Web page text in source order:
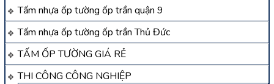
Tấm nhựa ốp tường ốp trần quận 9
Tấm nhựa ốp tường ốp trần Thủ Đức
TẤM ỐP TƯỜNG GIÁ RẺ
THI CÔNG CÔNG NGHIỆP